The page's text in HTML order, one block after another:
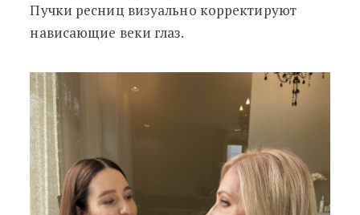
Пучки ресниц визуально корректируют
нависающие веки глаз.